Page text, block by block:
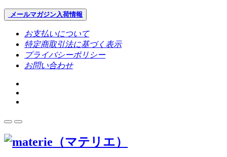
メールマガジン入荷情報
お支払いについて
特定商取引法に基づく表示
プライバシーポリシー
お問い合わせ